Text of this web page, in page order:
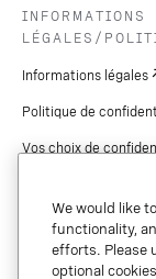
INFORMATIONS
LÉGALES/
Informations légales
Politique de
Vos choix de
Brevets
droits d'auteur
We would like
functionality,
efforts. Please
optional